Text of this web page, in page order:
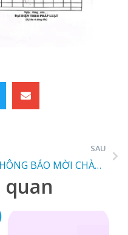
SAU
THÔNG BÁO MỜI CHÀO GIÁ
quan